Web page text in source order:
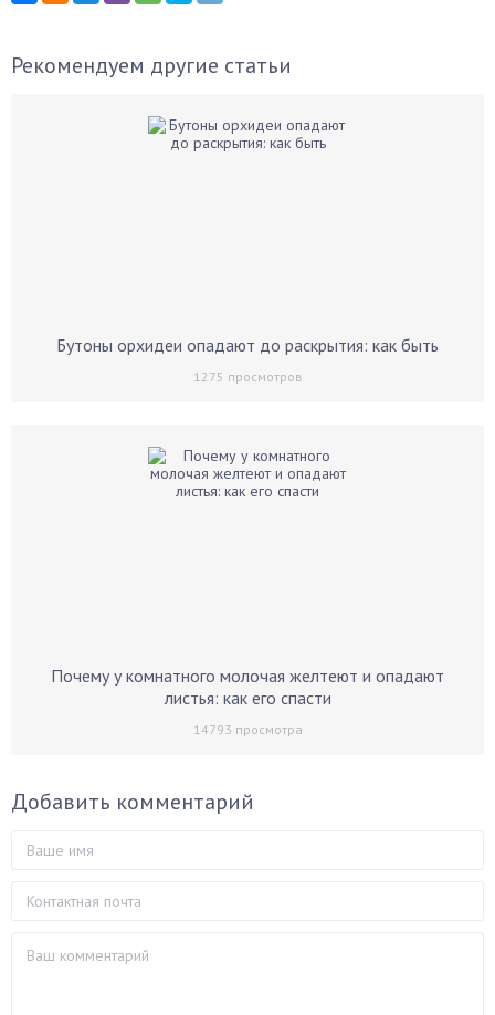
Рекомендуем другие статьи
Бутоны орхидеи опадают до раскрытия: как быть
1275 просмотров
Почему у комнатного молочая желтеют и опадают
листья: как его спасти
14793 просмотра
Добавить комментарий